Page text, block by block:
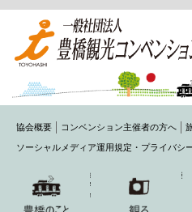
協会概要 コンベンション主催者の方へ
ソーシャルメディア運用規定・プライバシ
〒440-0075 豊橋市花田町字石塚42-1(豊橋商工会議所内)
TEL： 0532-54-1484 FAX： 0532-54-2220
MAIL： toyohashi@honokuni.or.jp